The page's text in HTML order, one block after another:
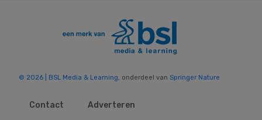
© 2026 | BSL Media & Learning, onderdeel van Springer Nature
Contact
Adverteren